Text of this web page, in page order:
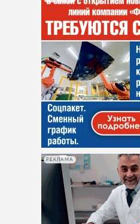
РЕКЛАМА